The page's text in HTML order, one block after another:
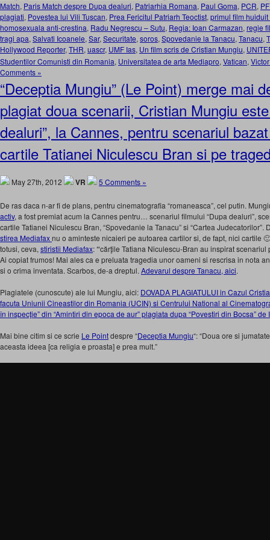
Match, Paris Match despre Dupa dealuri, Patriarhia Romana, Paul Goma, PCR,
plagiati, Povestea lui Vili Tuscan, Prea Fericitul Patriarh Teoctist, primul film
homosexuala anti-crestina, Radu Negrescu – Sutu, Regia: Ioan Carmazan, regie
tragi apa, Salvati Icoanele, Sar, Securitate, soros, Spovedanie la Tanacu, Tanacu,
Hollywood Reporter, THR, uascr, UMF Ias, Un film scris de Cristian Mungiu,
Studentilor Comunisti din Romania, Universitatea de arta Mediapro, Vatican,
Comments »
“Deceptia Mungiu” (Le Point) merge mai
plagiat doua scenarii, Cristian Mungiu
dealuri”, la Cannes, pentru scenariul
cartile Tatianei Niculescu Bran si pe
May 27th, 2012 VR 5 Comments »
De ras daca n-ar fi de plans, pentru cinematografia “romaneasca”, cel putin.
activ, a fost premiat acum la Cannes pentru… scenariul filmului “Dupa dealuri”,
cartile Tatianei Niculescu Bran, “Spovedanie la Tanacu” si “Cartea
stirea Mediafaxnu o aminteste nicaieri pe autoarea cartilor si, de fapt, nici cartile
totusi, ceva, stiristii Mediafax:“cărţile Tatiana Niculescu-Bran au inspirat scenariul
Ai copiat frumos! Mai ales ca e preluata tragedia unor oameni si rescrisa in nota
si o crima inventata. Scarbos, de-a dreptul. Adevarul despre Tanacu, aici.
Plagiatele (cunoscute) ale lui Mungiu, aici: DOVADA PLAGIATULUI in Cazul
facuta Uniunii Cineastilor din Romania (UCIN) si Centrului National al
în inspecţie” din “Amintiri din epoca de aur” plagiata dupa “Povestiri din Bocsa”
Mai bine citim si ce scrie Le Pointdespre “Deceptia Mungiu“: “Doua ore si
aceasta ideea [ca religia e proasta] e prea mult.”